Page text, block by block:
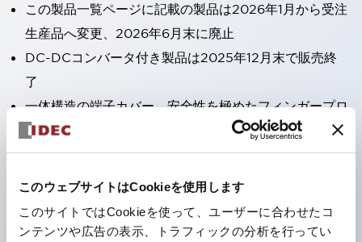
このウェブサイトはCookieを使用します
このサイトではCookieを使って、ユーザーに合わせたコ
ンテンツや広告の表示、トラフィックの分析を行ってい
この製品一覧ページに記載の製品は2026年1月から受注
生産品へ変更、2026年6月末に廃止
DC-DCコンバータ付き製品は2025年12月末で販売終
了
一体構造の端子カバー、安全性を極めたフィンガープロ
テクション。
接点部をセルフクリーニングするローリング接触方式を
採用。
パネル前面からの水や油の侵入をシャットアウトする保
護構造：IP65。（ただし2点押ボタンスイッチは